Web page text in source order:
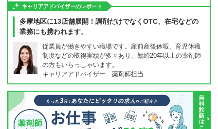
キャリアアドバイザーのレポート
多摩地区に13店舗展開！調剤だけでなくOTC、在宅などの
業務にも携われます。
従業員が働きやすい職場です。産前産後休暇、育児休職
制度などの取得実績が多々あり、勤続20年以上の薬剤師
の方もいらっしゃいます。
キャリアアドバイザー 薬剤師担当